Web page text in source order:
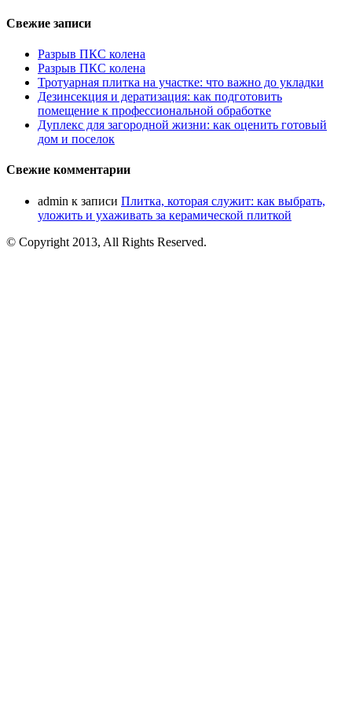
Свежие записи
Разрыв ПКС колена
Разрыв ПКС колена
Тротуарная плитка на участке: что важно до укладки
Дезинсекция и дератизация: как подготовить
помещение к профессиональной обработке
Дуплекс для загородной жизни: как оценить готовый
дом и поселок
Свежие комментарии
admin к записи Плитка, которая служит: как выбрать,
уложить и ухаживать за керамической плиткой
© Copyright 2013, All Rights Reserved.